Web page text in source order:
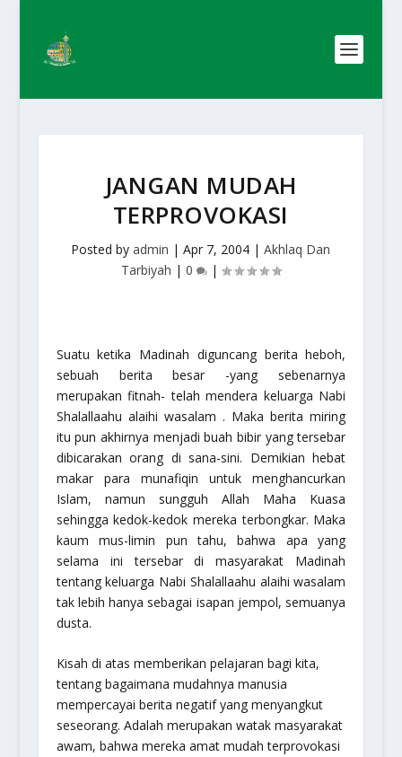
JANGAN MUDAH
TERPROVOKASI
Posted byadmin |Apr 7, 2004 |Akhlaq Dan
Tarbiyah | 0 |
Suatu ketika Madinah diguncang berita heboh,
sebuah berita besar -yang sebenarnya
merupakan fitnah- telah mendera keluarga Nabi
Shalallaahu alaihi wasalam . Maka berita miring
itu pun akhirnya menjadi buah bibir yang tersebar
dibicarakan orang di sana-sini. Demikian hebat
makar para munafiqin untuk menghancurkan
Islam, namun sungguh Allah Maha Kuasa
sehingga kedok-kedok mereka terbongkar. Maka
kaum mus-limin pun tahu, bahwa apa yang
selama ini tersebar di masyarakat Madinah
tentang keluarga Nabi Shalallaahu alaihi wasalam
tak lebih hanya sebagai isapan jempol, semuanya
dusta.
Kisah di atas memberikan pelajaran bagi kita,
tentang bagaimana mudahnya manusia
mempercayai berita negatif yang menyangkut
seseorang. Adalah merupakan watak masyarakat
awam, bahwa mereka amat mudah terprovokasi